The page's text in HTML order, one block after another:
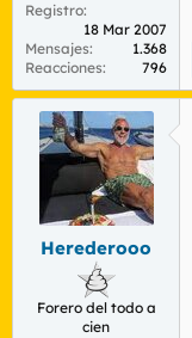
Registro
18 Mar 2007
Mensajes
1.368
Reacciones
796
Herederooo
Forero del todo a
cien